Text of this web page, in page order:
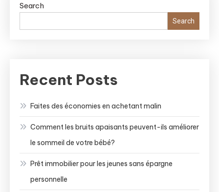
Search
Search
Recent Posts
Faites des économies en achetant malin
Comment les bruits apaisants peuvent-ils améliorer
le sommeil de votre bébé?
Prêt immobilier pour les jeunes sans épargne
personnelle